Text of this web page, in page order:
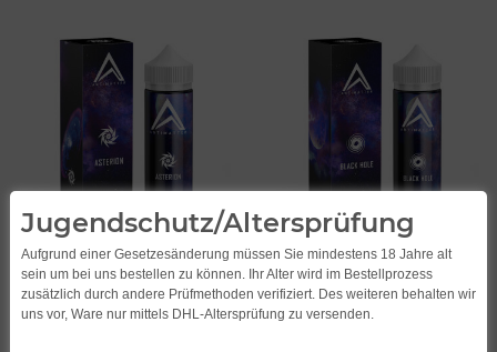
Antimatter - Asterion
10ml/120ml Longfill-Aroma
15,95*
1.595,00 pro 1 l
Antimatter - Black Hole
10ml/120ml Longfill-Aroma
15,95 *
1.595,00 pro 1 l
Jugendschutz/Altersprüfung
Aufgrund einer Gesetzesänderung müssen Sie mindestens 18 Jahre alt
sein um bei uns bestellen zu können. Ihr Alter wird im Bestellprozess
zusätzlich durch andere Prüfmethoden verifiziert. Des weiteren behalten wir
uns vor, Ware nur mittels DHL-Altersprüfung zu versenden.